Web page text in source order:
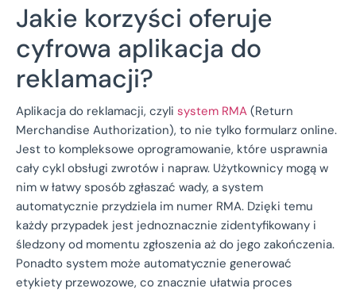
Jakie korzyści oferuje
cyfrowa aplikacja do
reklamacji?
Aplikacja do reklamacji, czyli system RMA (Return
Merchandise Authorization), to nie tylko formularz online.
Jest to kompleksowe oprogramowanie, które usprawnia
cały cykl obsługi zwrotów i napraw. Użytkownicy mogą w
nim w łatwy sposób zgłaszać wady, a system
automatycznie przydziela im numer RMA. Dzięki temu
każdy przypadek jest jednoznacznie zidentyfikowany i
śledzony od momentu zgłoszenia aż do jego zakończenia.
Ponadto system może automatycznie generować
etykiety przewozowe, co znacznie ułatwia proces